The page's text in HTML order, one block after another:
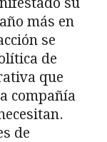
más en
se
de
que
compañía
de